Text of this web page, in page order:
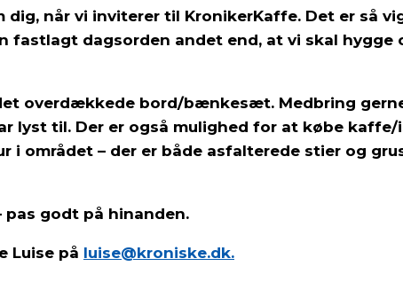
dig, når vi inviterer til KronikerKaffe. Det er så
fastlagt dagsorden andet end, at vi skal
overdækkede bord/bænkesæt. Medbring
lyst til. Der er også mulighed for at købe
i området – der er både asfalterede stier og
godt på hinanden.
Luise på luise@kroniske.dk.